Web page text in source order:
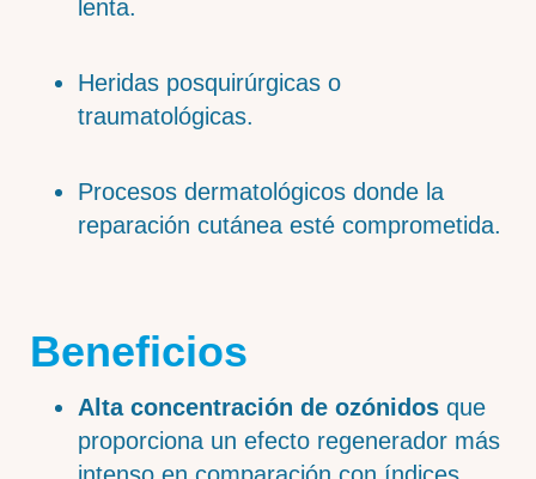
lenta.
Heridas posquirúrgicas o
traumatológicas.
Procesos dermatológicos donde la
reparación cutánea esté comprometida.
Beneficios
Alta concentración de ozónidos que
proporciona un efecto regenerador más